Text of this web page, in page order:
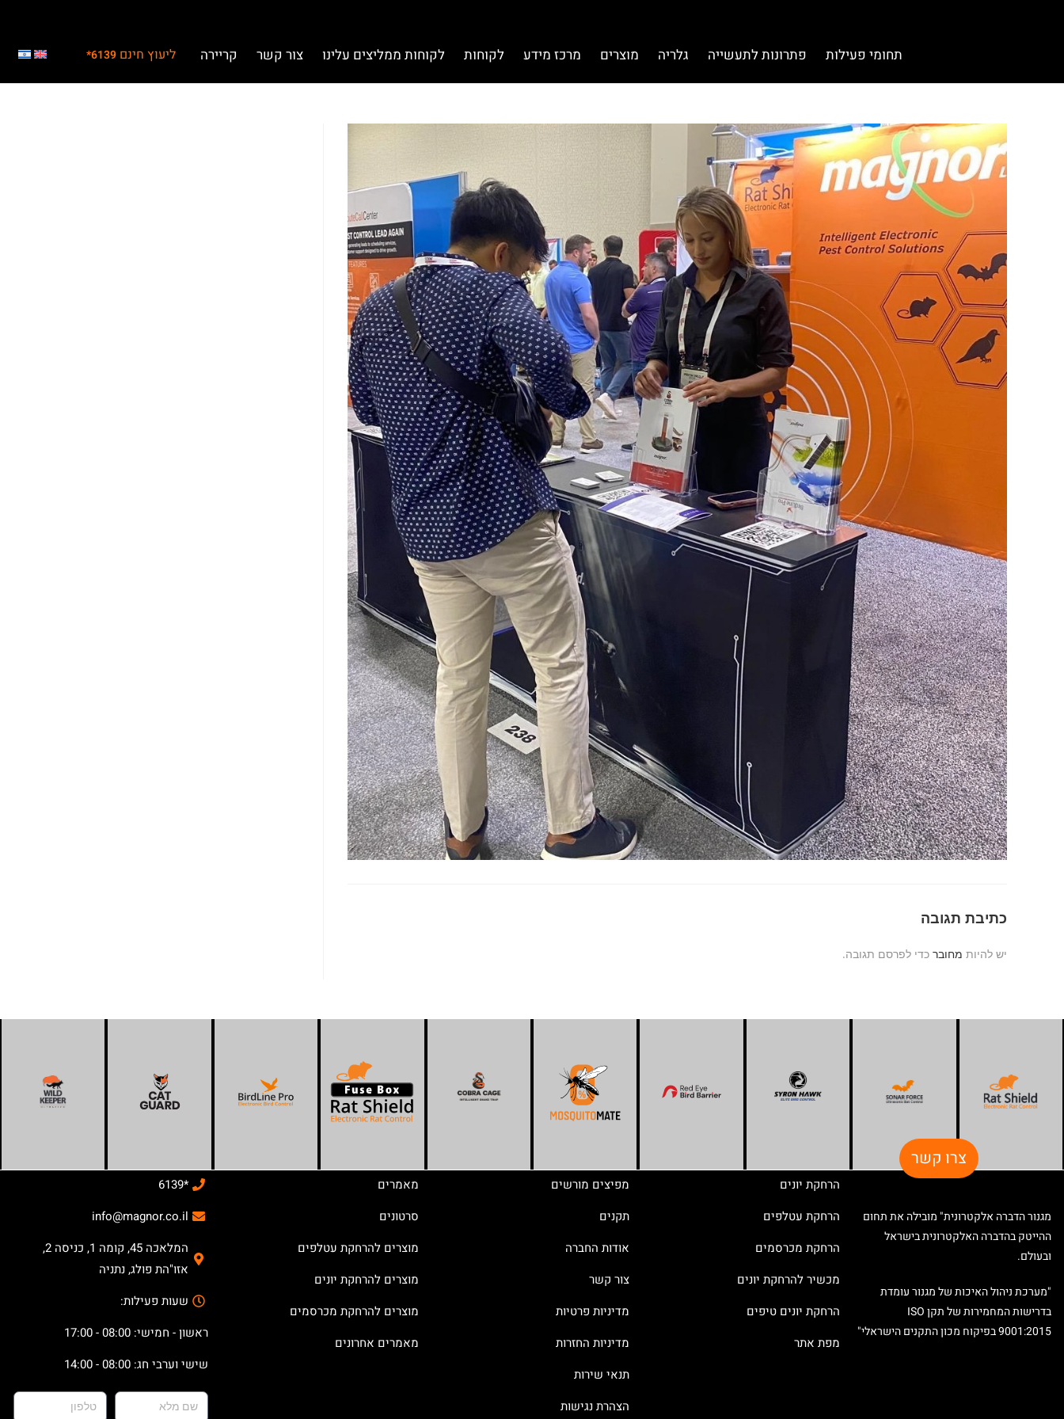
תחומי פעילות פתרונות לתעשייה גלריה מוצרים מרכז מידע לקוחות לקוחות ממליצים עלינו צור קשר קריירה ליעוץ חינם6139*
כתיבת תגובה
יש להיות מחובר כדי לפרסם תגובה.
צרו קשר
מגנור הדברה אלקטרונית" מובילה את תחום
ההייטק בהדברה האלקטרונית בישראל
ובעולם.
"מערכת ניהול האיכות של מגנור עומדת
בדרישות המחמירות של תקן ISO
9001:2015 בפיקוח מכון התקנים הישראלי"
הרחקת יונים
הרחקת עטלפים
הרחקת מכרסמים
מכשיר להרחקת יונים
הרחקת יונים טיפים
מפת אתר
מפיצים מורשים
תקנים
אודות החברה
צור קשר
מדיניות פרטיות
מדיניות החזרות
תנאי שירות
הצהרת נגישות
מאמרים
סרטונים
מוצרים להרחקת עטלפים
מוצרים להרחקת יונים
מוצרים להרחקת מכרסמים
מאמרים אחרונים
*6139
info@magnor.co.il
המלאכה 45, קומה 1, כניסה 2,
אזו"הת פולג, נתניה
שעות פעילות:
ראשון - חמישי: 08:00 - 17:00
שישי וערבי חג: 08:00 - 14:00